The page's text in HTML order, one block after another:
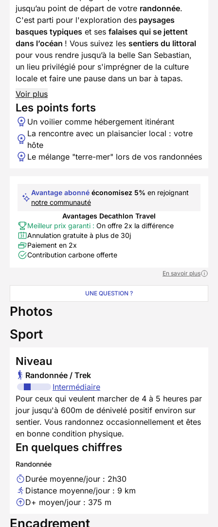
jusqu’au point de départ de votre randonnée.
C'est parti pour l'exploration des paysages
basques typiques et ses falaises qui se jettent
dans l’océan ! Vous suivez les sentiers du littoral
pour vous rendre jusqu’à la belle San Sebastian,
un lieu privilégié pour s'imprégner de la culture
locale et faire une pause dans un bar à tapas.
Voir plus
Les points forts
Un voilier comme hébergement itinérant
La rencontre avec un plaisancier local : votre
hôte
Le mélange "terre-mer" lors de vos randonnées
Avantage abonné économisez 5% en rejoignant
notre communauté
Avantages Decathlon Travel
Meilleur prix garanti : On offre 2x la différence
Annulation gratuite à plus de 30j
Paiement en 2x
Contribution carbone offerte
En savoir plus
UNE QUESTION ?
Photos
Sport
Niveau
Randonnée / Trek
Intermédiaire
Pour ceux qui veulent marcher de 4 à 5 heures par
jour jusqu'à 600m de dénivelé positif environ sur
sentier. Vous randonnez occasionnellement et êtes
en bonne condition physique.
En quelques chiffres
Randonnée
Durée moyenne/jour : 2h30
Distance moyenne/jour : 9 km
D+ moyen/jour : 375 m
Encadrement